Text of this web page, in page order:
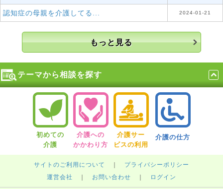
認知症の母親を介護してる... 2024-01-21
もっと見る
テーマから相談を探す
初めての
介護
介護への
かかわり方
介護サー
ビスの利用
介護の仕方
サイトのご利用について
プライバシーポリシー
運営会社
お問い合わせ ログイン